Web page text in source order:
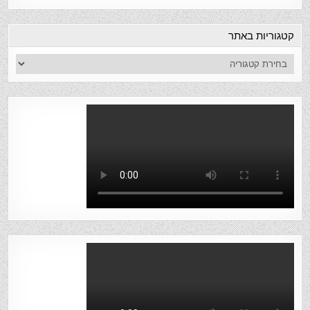
קטגוריות באתר